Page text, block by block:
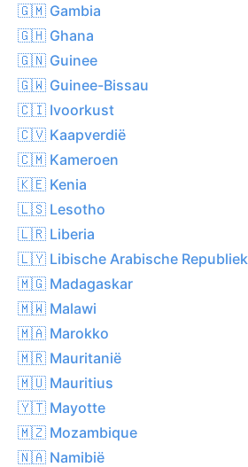
🇬🇲 Gambia
🇬🇭 Ghana
🇬🇳 Guinee
🇬🇼 Guinee-Bissau
🇨🇮 Ivoorkust
🇨🇻 Kaapverdië
🇨🇲 Kameroen
🇰🇪 Kenia
🇱🇸 Lesotho
🇱🇷 Liberia
🇱🇾 Libische Arabische Republiek
🇲🇬 Madagaskar
🇲🇼 Malawi
🇲🇦 Marokko
🇲🇷 Mauritanië
🇲🇺 Mauritius
🇾🇹 Mayotte
🇲🇿 Mozambique
🇳🇦 Namibië